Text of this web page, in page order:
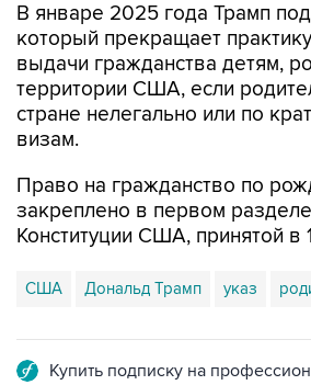
В январе 2025 года Трамп
который прекращает
выдачи гражданства детям,
территории США, если
стране нелегально или по
визам.
Право на гражданство по
закреплено в первом
Конституции США, принятой в
США Дональд Трамп указ
Купить подписку на